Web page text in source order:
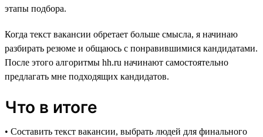
этапы подбора.
Когда текст вакансии обретает больше смысла, я начинаю
разбирать резюме и общаюсь с понравившимися кандидатами.
После этого алгоритмы hh.ru начинают самостоятельно
предлагать мне подходящих кандидатов.
Что в итоге
• Составить текст вакансии, выбрать людей для финального